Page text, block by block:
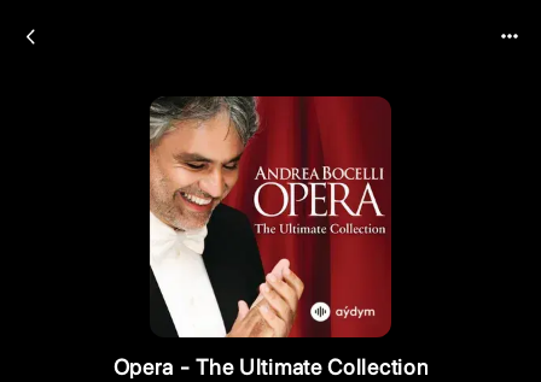
Opera - The Ultimate Collection